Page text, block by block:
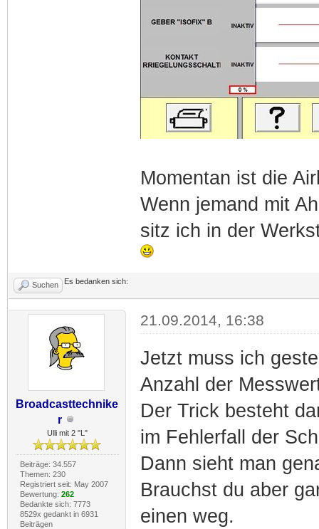
Momentan ist die
Wenn jemand mit
sitz ich in der
Suchen Es bedanken sich:
Broadcasttechnike
r
Ulli mit 2 "L"
Beiträge: 34.557
Themen: 230
Registriert seit: May 2007
Bewertung: 262
Bedankte sich: 7773
8529x gedankt in 6931
Beiträgen
21.09.2014, 16:38
Jetzt muss ich
Anzahl der
Der Trick besteht
im Fehlerfall der
Dann sieht man
Brauchst du aber
einen weg.